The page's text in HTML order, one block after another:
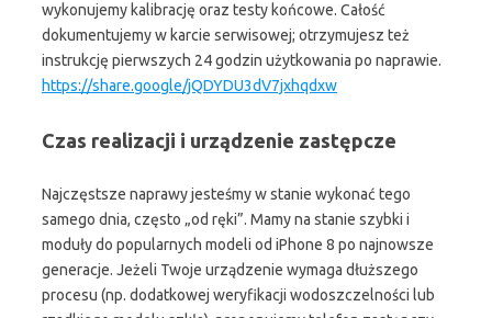
wykonujemy kalibrację oraz testy końcowe. Całość
dokumentujemy w karcie serwisowej; otrzymujesz też
instrukcję pierwszych 24 godzin użytkowania po naprawie.
https://share.google/jQDYDU3dV7jxhqdxw
Czas realizacji i urządzenie zastępcze
Najczęstsze naprawy jesteśmy w stanie wykonać tego
samego dnia, często „od ręki”. Mamy na stanie szybki i
moduły do popularnych modeli od iPhone 8 po najnowsze
generacje. Jeżeli Twoje urządzenie wymaga dłuższego
procesu (np. dodatkowej weryfikacji wodoszczelności lub